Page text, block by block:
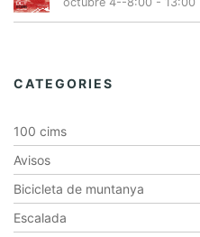
CATEGORIES
100 cims
Avisos
Bicicleta de muntanya
Escalada